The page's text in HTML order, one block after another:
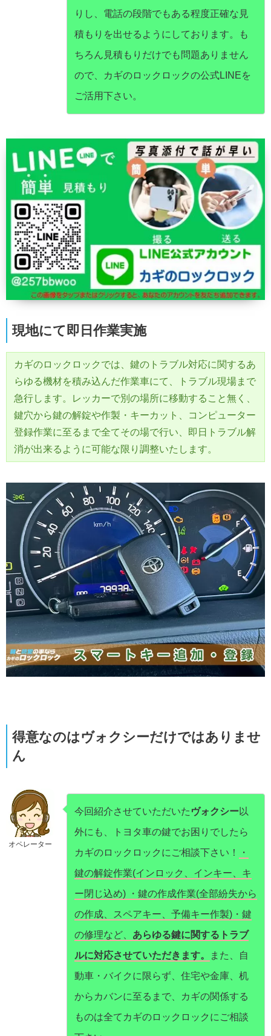
りし、電話の段階でもある程度正確な見
積もりを出せるようにしております。も
ちろん見積もりだけでも問題ありません
ので、カギのロックロックの公式LINEを
ご活用下さい。
現地にて即日作業実施
カギのロックロックでは、鍵のトラブル対応に関するあ
らゆる機材を積み込んだ作業車にて、トラブル現場まで
急行します。レッカーで別の場所に移動すること無く、
鍵穴から鍵の解錠や作製・キーカット、コンピューター
登録作業に至るまで全てその場で行い、即日トラブル解
消が出来るように可能な限り調整いたします。
得意なのはヴォクシーだけではありませ
ん
オペレーター
今回紹介させていただいた ヴォクシー以
外にも、トヨタ車の鍵でお困りでしたら
カギのロックロックにご相談下さい！
・
鍵の解錠作業(インロック、インキー、キ
ー閉じ込め) ・鍵の作成作業(全部紛失から
の作成、スペアキー、予備キー作製)・鍵
の修理など、 あらゆる鍵に関するトラブ
ルに対応させていただきます。
また、自
動車・バイクに限らず、住宅や金庫、机
からカバンに至るまで、カギの関係する
ものは全てカギのロックロックにご相談